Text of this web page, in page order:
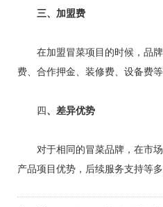
三、加盟费
在加盟冒菜项目的时候，品牌
费、合作押金、装修费、设备费
四 、差异优势
对于相同的冒菜品牌，在市场
产品项目优势，后续服务支持等